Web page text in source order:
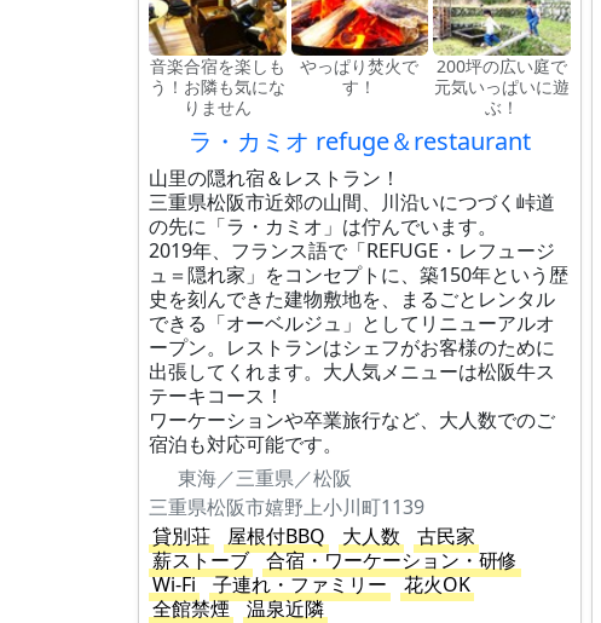
音楽合宿を楽しも
う！お隣も気にな
りません
やっぱり焚火で
す！
200坪の広い庭で
元気いっぱいに遊
ぶ！
ラ・カミオ refuge＆restaurant
山里の隠れ宿＆レストラン！
三重県松阪市近郊の山間、川沿いにつづく峠道
の先に「ラ・カミオ」は佇んでいます。
2019年、フランス語で「REFUGE・レフュージ
ュ＝隠れ家」をコンセプトに、築150年という歴
史を刻んできた建物敷地を、まるごとレンタル
できる「オーベルジュ」としてリニューアルオ
ープン。レストランはシェフがお客様のために
出張してくれます。大人気メニューは松阪牛ス
テーキコース！
ワーケーションや卒業旅行など、大人数でのご
宿泊も対応可能です。
東海／三重県／松阪
三重県松阪市嬉野上小川町1139
貸別荘
屋根付BBQ 大人数
古民家
薪ストーブ
合宿・ワーケーション・研修
Wi-Fi
子連れ・ファミリー
花火OK
全館禁煙
温泉近隣